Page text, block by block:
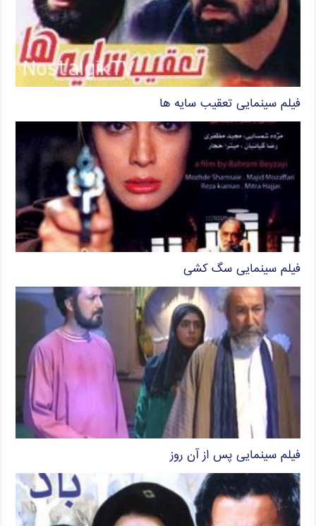
فیلم سینمایی تعقیب سایه ها
فیلم سینمایی سگ کشی
فیلم سینمایی پس از آن روز